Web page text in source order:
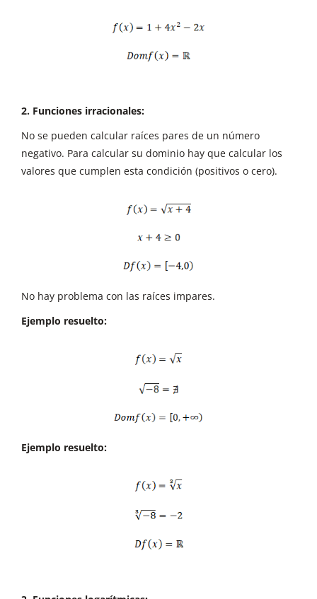
2. Funciones irracionales:
No se pueden calcular raíces pares de un número
negativo. Para calcular su dominio hay que calcular los
valores que cumplen esta condición (positivos o cero).
No hay problema con las raíces impares.
Ejemplo resuelto:
Ejemplo resuelto: